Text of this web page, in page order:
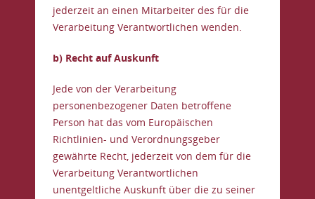
jederzeit an einen Mitarbeiter des für die
Verarbeitung Verantwortlichen wenden.
b) Recht auf Auskunft
Jede von der Verarbeitung
personenbezogener Daten betroffene
Person hat das vom Europäischen
Richtlinien- und Verordnungsgeber
gewährte Recht, jederzeit von dem für die
Verarbeitung Verantwortlichen
unentgeltliche Auskunft über die zu seiner